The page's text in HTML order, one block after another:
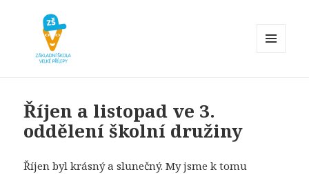
Říjen a listopad ve 3.
oddělení školní družiny
Říjen byl krásný a slunečný. My jsme k tomu